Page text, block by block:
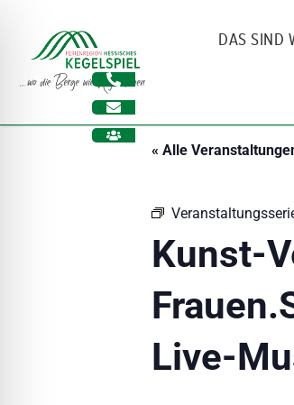
springen
DAS SIND
« Alle
Kunst-
Live-